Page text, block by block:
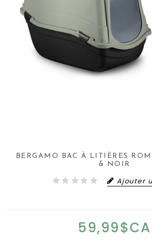
BERGAMO BAC À LITIÈRES
& NOIR
Ajouter
59,99$CA